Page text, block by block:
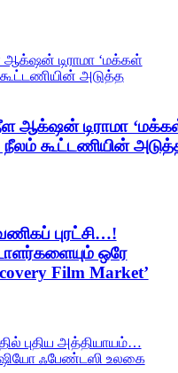
ஆக்‌ஷன் டிராமா
நீலம் கூட்டணியின்
புரட்சி…!
ஒரே
Film Market’